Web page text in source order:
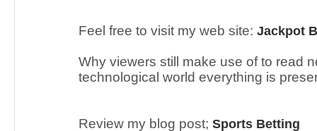
Feel free to visit my web site: Jackpot
Why viewers still make use of to read
technological world everything is
Review my blog post; Sports Betting